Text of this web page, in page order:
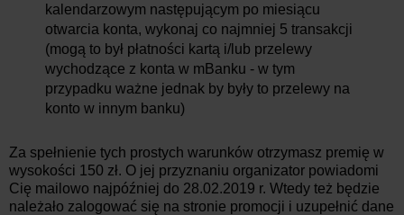
kalendarzowym następującym po miesiącu
otwarcia konta, wykonaj co najmniej 5 transakcji
(mogą to był płatności kartą i/lub przelewy
wychodzące z konta w mBanku - w tym
przypadku ważne jednak by były to przelewy na
konto w innym banku)
Za spełnienie tych prostych warunków otrzymasz premię w
wysokości 150 zł. O jej przyznaniu organizator powiadomi
Cię mailowo najpóźniej do 28.02.2019 r. Wtedy też będzie
należało zalogować się na stronie promocji i uzupełnić dane